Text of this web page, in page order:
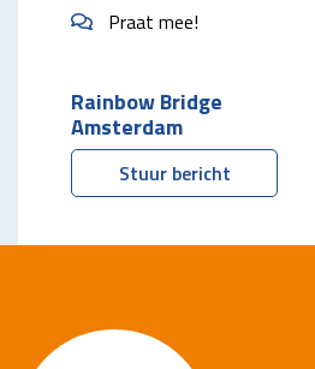
Praat mee!
Rainbow Bridge
Amsterdam
Stuur bericht